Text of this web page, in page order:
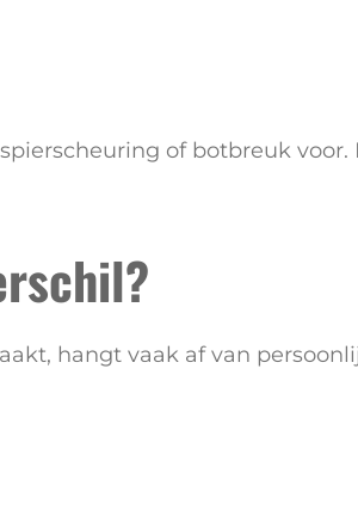
of botbreuk
hangt vaak af van